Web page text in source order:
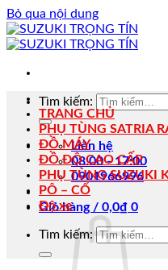
Bỏ qua nội dung
Tìm kiếm:
Liên hệ
08:00 - 17:00
0901966996
Giỏ hàng / 0,0₫ 0
TRANG CHỦ
PHỤ TÙNG SATRIA
ĐỒ MÁY
ĐỒ ĐỘ CAO CẤP
PHỤ TÙNG SUZUKI
PÔ – CỔ
Độ xe
Tìm kiếm: